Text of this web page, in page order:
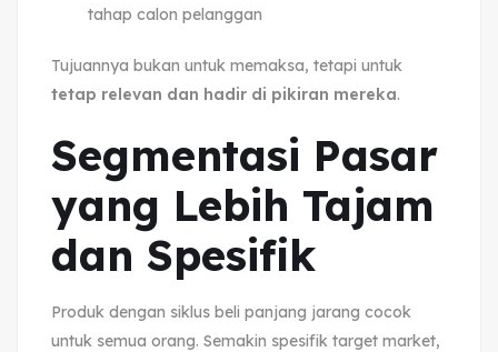
tahap calon pelanggan
Tujuannya bukan untuk memaksa, tetapi untuk
tetap relevan dan hadir di pikiran mereka.
Segmentasi Pasar
yang Lebih Tajam
dan Spesifik
Produk dengan siklus beli panjang jarang cocok
untuk semua orang. Semakin spesifik target market,